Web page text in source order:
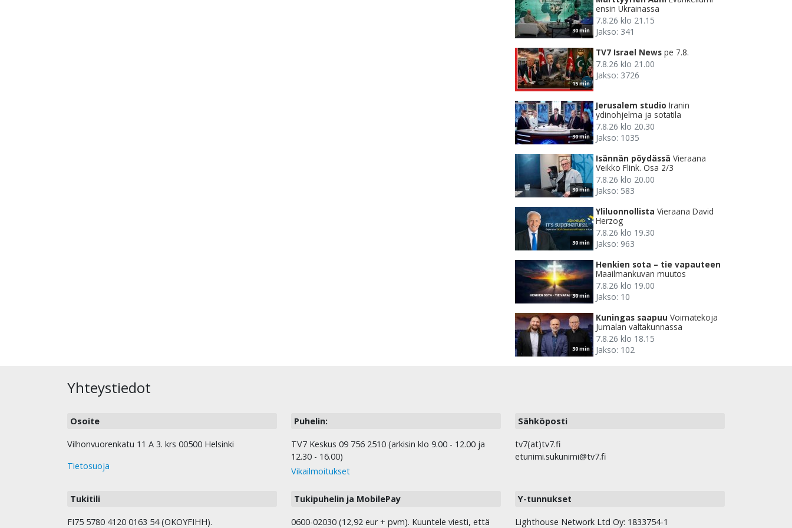
30 min
ensin Ukrainassa
7.8.26 klo 21.15
Jakso: 341
15 min
TV7 Israel News pe 7.8.
7.8.26 klo 21.00
Jakso: 3726
30 min
Jerusalem studio Iranin
ydinohjelma ja sotatila
7.8.26 klo 20.30
Jakso: 1035
30 min
Isännän pöydässä Vieraana
Veikko Flink. Osa 2/3
7.8.26 klo 20.00
Jakso: 583
30 min
Yliluonnollista Vieraana David
Herzog
7.8.26 klo 19.30
Jakso: 963
30 min
Henkien sota – tie vapauteen
Maailmankuvan muutos
7.8.26 klo 19.00
Jakso: 10
30 min
Kuningas saapuu Voimatekoja
Jumalan valtakunnassa
7.8.26 klo 18.15
Jakso: 102
Yhteystiedot
Osoite
Vilhonvuorenkatu 11 A 3. krs 00500 Helsinki
Tietosuoja
Puhelin:
TV7 Keskus 09 756 2510 (arkisin klo 9.00 - 12.00 ja
12.30 - 16.00)
Vikailmoitukset
Sähköposti
tv7(at)tv7.fi
etunimi.sukunimi@tv7.fi
Tukitili
FI75 5780 4120 0163 54 (OKOYFIHH).
Tukipuhelin ja MobilePay
0600-02030 (12,92 eur + pvm). Kuuntele viesti, että
Y-tunnukset
Lighthouse Network Ltd Oy: 1833754-1